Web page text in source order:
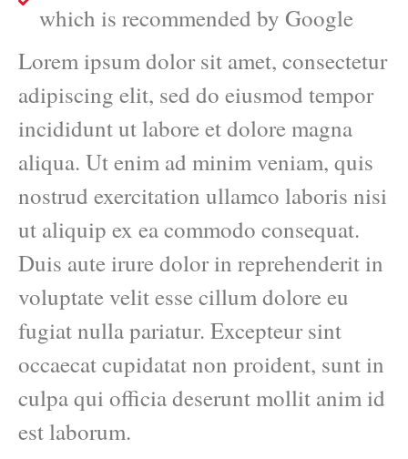
which is recommended by Google
Lorem ipsum dolor sit amet, consectetur
adipiscing elit, sed do eiusmod tempor
incididunt ut labore et dolore magna
aliqua. Ut enim ad minim veniam, quis
nostrud exercitation ullamco laboris nisi
ut aliquip ex ea commodo consequat.
Duis aute irure dolor in reprehenderit in
voluptate velit esse cillum dolore eu
fugiat nulla pariatur. Excepteur sint
occaecat cupidatat non proident, sunt in
culpa qui officia deserunt mollit anim id
est laborum.